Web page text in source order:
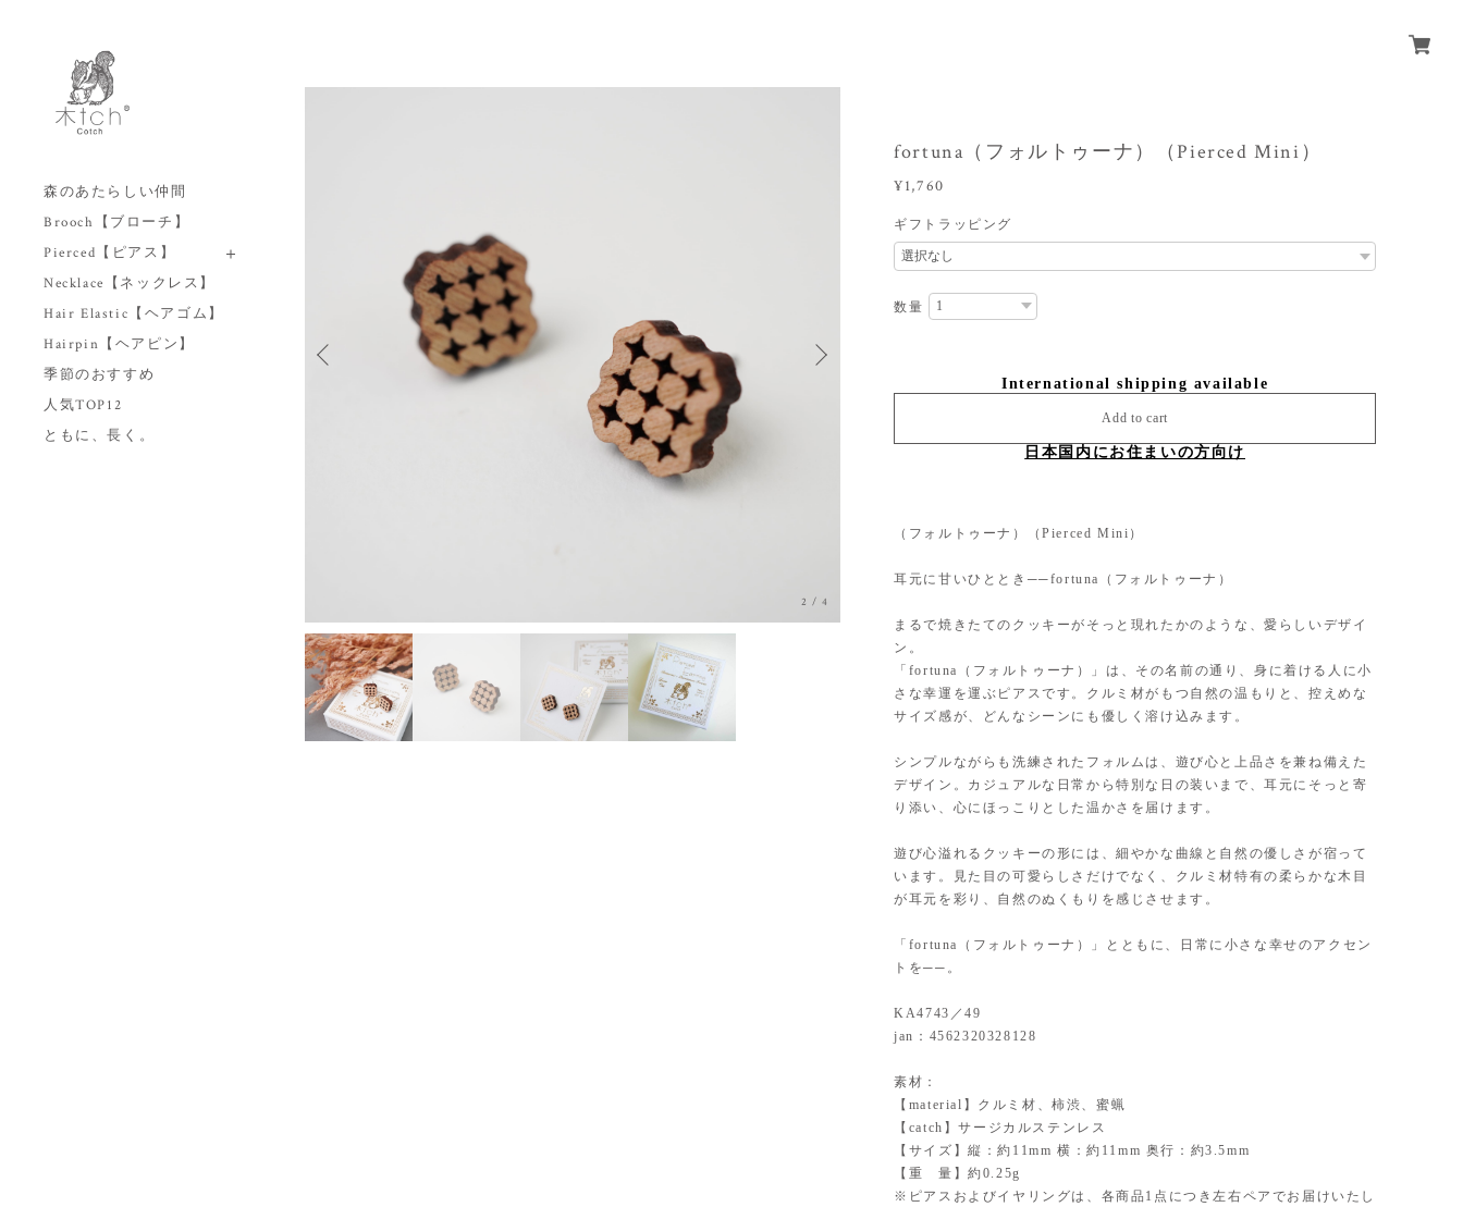
森のあたらしい仲間
Brooch【ブローチ】
Pierced【ピアス】
Necklace【ネックレス】
Hair Elastic【ヘアゴム】
Hairpin【ヘアピン】
季節のおすすめ
人気TOP12
ともに、長く。
3 /4
fortuna（フォルトゥーナ）（Pierced Mini）
¥1,760
ギフトラッピング
数量
International shipping available
Add to cart
日本国内にお住まいの方向け
（フォルトゥーナ）（Pierced Mini）
耳元に甘いひととき──fortuna（フォルトゥーナ）
まるで焼きたてのクッキーがそっと現れたかのような、愛らしいデザイ
ン。
「fortuna（フォルトゥーナ）」は、その名前の通り、身に着ける人に小
さな幸運を運ぶピアスです。クルミ材がもつ自然の温もりと、控えめな
サイズ感が、どんなシーンにも優しく溶け込みます。
シンプルながらも洗練されたフォルムは、遊び心と上品さを兼ね備えた
デザイン。カジュアルな日常から特別な日の装いまで、耳元にそっと寄
り添い、心にほっこりとした温かさを届けます。
遊び心溢れるクッキーの形には、細やかな曲線と自然の優しさが宿って
います。見た目の可愛らしさだけでなく、クルミ材特有の柔らかな木目
が耳元を彩り、自然のぬくもりを感じさせます。
「fortuna（フォルトゥーナ）」とともに、日常に小さな幸せのアクセン
トを──。
KA4743／49
jan：4562320328128
素材：
【material】クルミ材、柿渋、蜜蝋
【catch】サージカルステンレス
【サイズ】縦：約11mm 横：約11mm 奥行：約3.5mm
【重 量】約0.25g
※ピアスおよびイヤリングは、各商品1点につき左右ペアでお届けいたし